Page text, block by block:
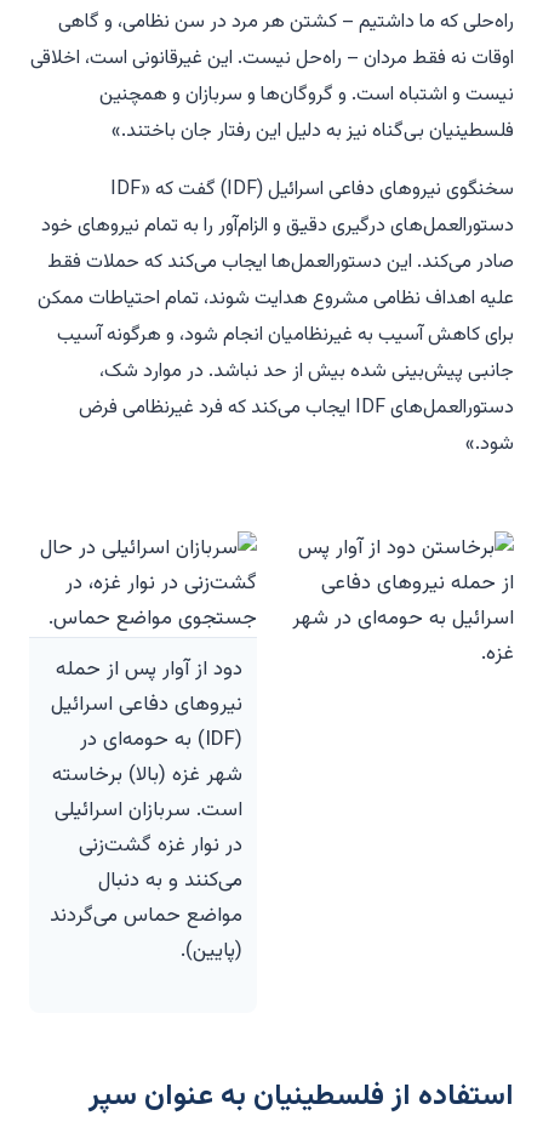
راه‌حلی که ما داشتیم – کشتن هر مرد در سن نظامی، و گاهی
اوقات نه فقط مردان – راه‌حل نیست. این غیرقانونی است، اخلاقی
نیست و اشتباه است. و گروگان‌ها و سربازان و همچنین
فلسطینیان بی‌گناه نیز به دلیل این رفتار جان باختند.»
سخنگوی نیروهای دفاعی اسرائیل (IDF) گفت که «IDF
دستورالعمل‌های درگیری دقیق و الزام‌آور را به تمام نیروهای خود
صادر می‌کند. این دستورالعمل‌ها ایجاب می‌کند که حملات فقط
علیه اهداف نظامی مشروع هدایت شوند، تمام احتیاطات ممکن
برای کاهش آسیب به غیرنظامیان انجام شود، و هرگونه آسیب
جانبی پیش‌بینی شده بیش از حد نباشد. در موارد شک،
دستورالعمل‌های IDF ایجاب می‌کند که فرد غیرنظامی فرض
شود.»
دود از آوار پس از حمله
نیروهای دفاعی اسرائیل
(IDF) به حومه‌ای در
شهر غزه (بالا) برخاسته
است. سربازان اسرائیلی
در نوار غزه گشت‌زنی
می‌کنند و به دنبال
مواضع حماس می‌گردند
(پایین).
استفاده از فلسطینیان به عنوان سپر